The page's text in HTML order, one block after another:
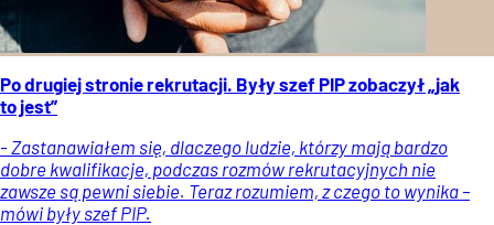
Po drugiej stronie rekrutacji. Były szef PIP zobaczył „jak
to jest”
- Zastanawiałem się, dlaczego ludzie, którzy mają bardzo
dobre kwalifikacje, podczas rozmów rekrutacyjnych nie
zawsze są pewni siebie. Teraz rozumiem, z czego to wynika –
mówi były szef PIP.